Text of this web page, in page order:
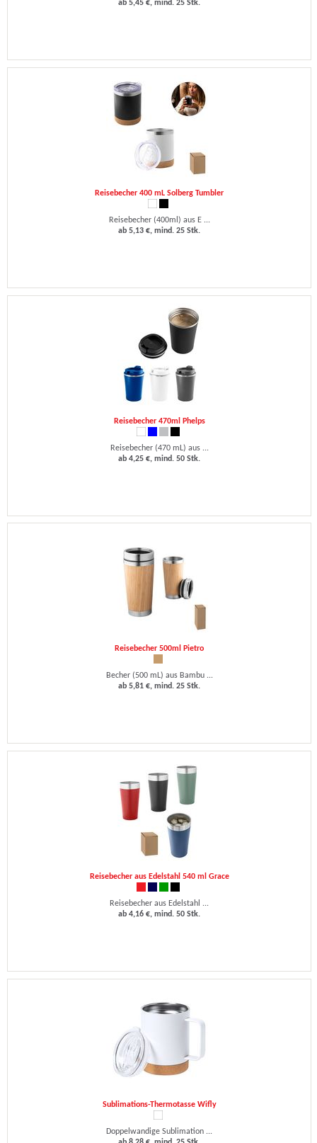
ab 5,45 €, mind. 25 Stk.
Reisebecher 400 mL Solberg Tumbler
Reisebecher (400ml) aus E ...
ab 5,13 €, mind. 25 Stk.
Reisebecher 470ml Phelps
Reisebecher (470 mL) aus ...
ab 4,25 €, mind. 50 Stk.
Reisebecher 500ml Pietro
Becher (500 mL) aus Bambu ...
ab 5,81 €, mind. 25 Stk.
Reisebecher aus Edelstahl 540 ml Grace
Reisebecher aus Edelstahl ...
ab 4,16 €, mind. 50 Stk.
Sublimations-Thermotasse Wifly
Doppelwandige Sublimation ...